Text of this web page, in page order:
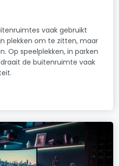
vaak gebruikt
plekken om te zitten, maar
Op speelplekken, in parken
de buitenruimte vaak